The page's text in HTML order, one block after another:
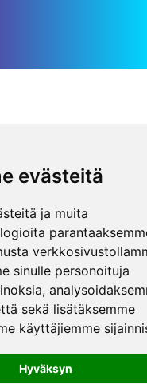
evästeitä
ja muita
sinulle personoituja
sekä lisätäksemme
käyttäjiemme
Hyväksyn